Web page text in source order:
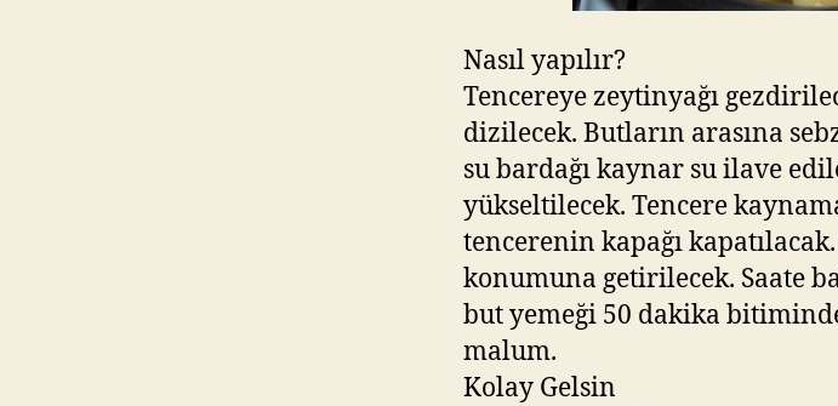
Nasıl yapılır?
Tencereye zeytinyağı
dizilecek. Butların arasına
su bardağı kaynar su ilave
yükseltilecek. Tencere
tencerenin kapağı kapatılacak.
konumuna getirilecek. Saate
but yemeği 50 dakika
malum.
Kolay Gelsin